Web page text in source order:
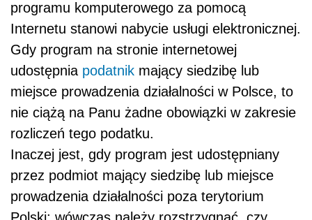
programu komputerowego za pomocą
Internetu stanowi nabycie usługi elektronicznej.
Gdy program na stronie internetowej
udostępnia podatnik mający siedzibę lub
miejsce prowadzenia działalności w Polsce, to
nie ciążą na Panu żadne obowiązki w zakresie
rozliczeń tego podatku.
Inaczej jest, gdy program jest udostępniany
przez podmiot mający siedzibę lub miejsce
prowadzenia działalności poza terytorium